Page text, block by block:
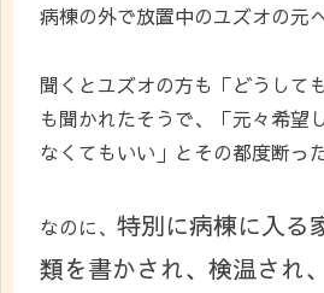
病棟の外で放置中のユズオの元へ
聞くとユズオの方も「どうして
も聞かれたそうで、「元々希望
なくてもいい」とその都度断っ
なのに、 特別に病棟に入る
類を書かされ、検温され